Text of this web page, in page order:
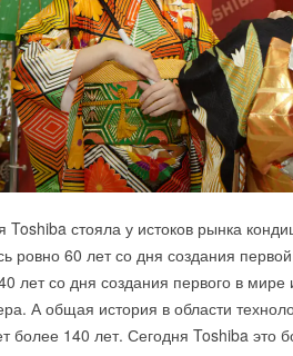
Toshiba стояла у истоков рынка
ровно 60 лет со дня создания
лет со дня создания первого в мире
А общая история в области
более 140 лет. Сегодня Toshiba это